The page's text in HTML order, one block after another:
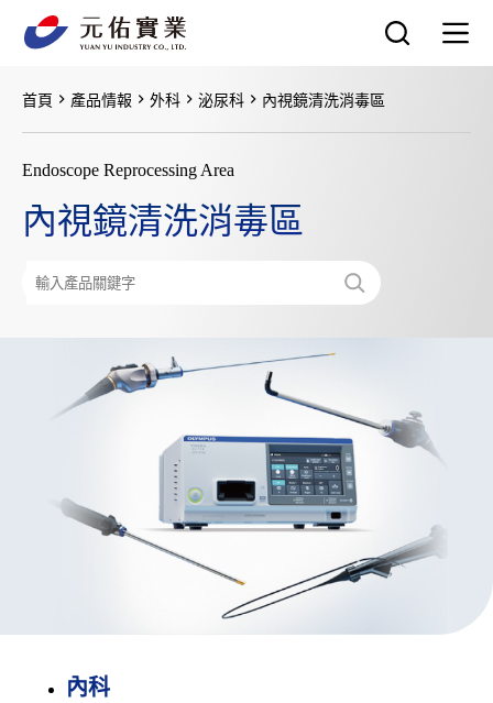
首頁 產品情報 外科 泌尿科 內視鏡清洗消毒區
Endoscope Reprocessing Area
內視鏡清洗消毒區
搜
內科